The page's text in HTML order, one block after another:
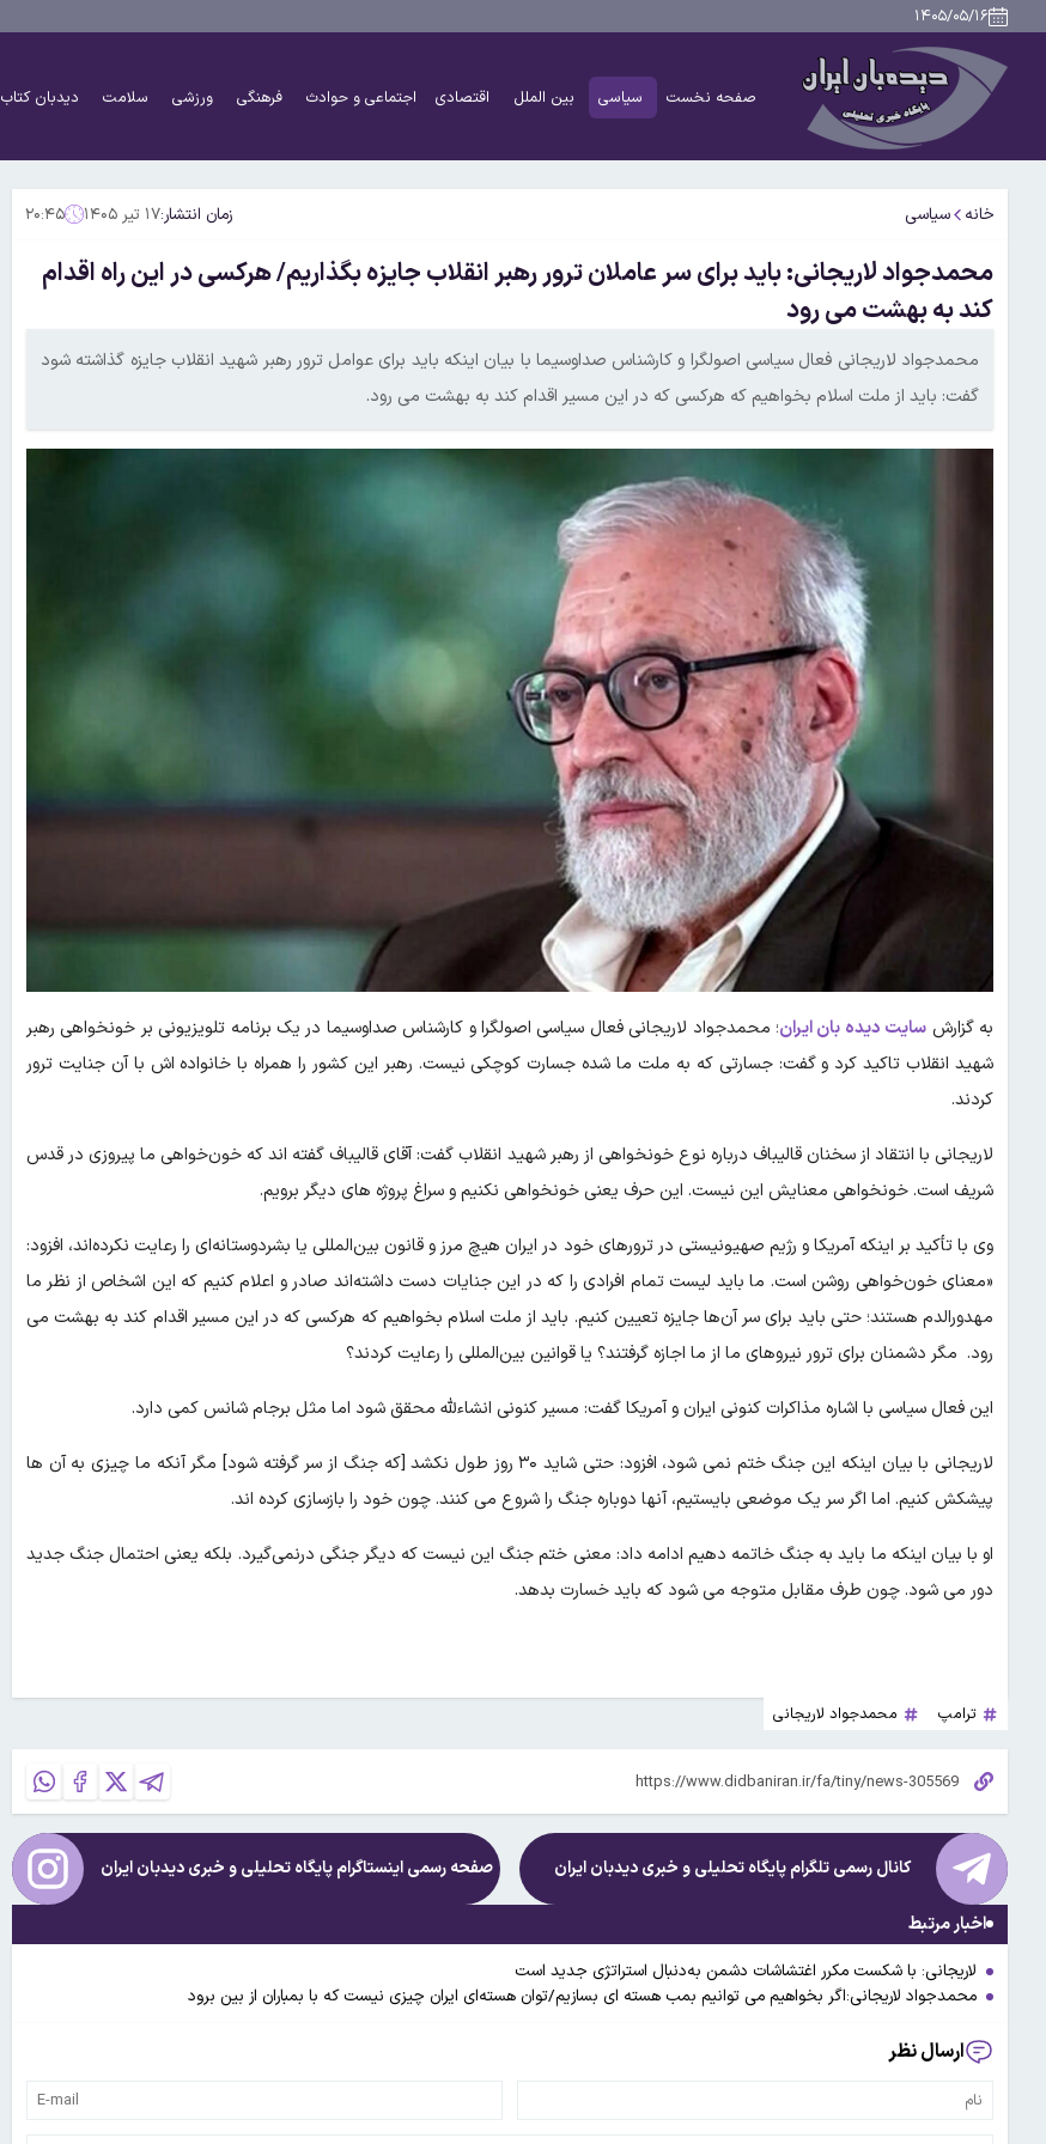
۱۴۰۵/۰۵/۱۶
صفحه نخست سیاسی بین الملل اقتصادی اجتماعی و حوادث فرهنگی ورزشی سلامت دیدبان کتاب
خانه سیاسی زمان انتشار:۱۷ تیر ۱۴۰۵ ۲۰:۴۵
محمدجواد لاریجانی: باید برای سر عاملان ترور رهبر انقلاب جایزه بگذاریم/ هرکسی در این راه اقدام
کند به بهشت می رود
محمدجواد لاریجانی فعال سیاسی اصولگرا و کارشناس صداوسیما با بیان اینکه باید برای عوامل ترور رهبر شهید انقلاب جایزه گذاشته شود
گفت: باید از ملت اسلام بخواهیم که هرکسی که در این مسیر اقدام کند به بهشت می رود.
به گزارش سایت دیده بان ایران؛ محمدجواد لاریجانی فعال سیاسی اصولگرا و کارشناس صداوسیما در یک برنامه تلویزیونی بر خونخواهی رهبر
شهید انقلاب تاکید کرد و گفت: جسارتی که به ملت ما شده جسارت کوچکی نیست. رهبر این کشور را همراه با خانواده اش با آن جنایت ترور
کردند.
لاریجانی با انتقاد از سخنان قالیباف درباره نوع خونخواهی از رهبر شهید انقلاب گفت: آقای قالیباف گفته اند که خون‌خواهی ما پیروزی در قدس
شریف است. خونخواهی معنایش این نیست. این حرف یعنی خونخواهی نکنیم و سراغ پروژه های دیگر برویم.
وی با تأکید بر اینکه آمریکا و رژیم صهیونیستی در ترورهای خود در ایران هیچ مرز و قانون بین‌المللی یا بشردوستانه‌ای را رعایت نکرده‌اند، افزود:
«معنای خون‌خواهی روشن است. ما باید لیست تمام افرادی را که در این جنایات دست داشته‌اند صادر و اعلام کنیم که این اشخاص از نظر ما
مهدورالدم هستند؛ حتی باید برای سر آن‌ها جایزه تعیین کنیم. باید از ملت اسلام بخواهیم که هرکسی که در این مسیر اقدام کند به بهشت می
رود. مگر دشمنان برای ترور نیروهای ما از ما اجازه گرفتند؟ یا قوانین بین‌المللی را رعایت کردند؟
این فعال سیاسی با اشاره مذاکرات کنونی ایران و آمریکا گفت: مسیر کنونی انشاءلله محقق شود اما مثل برجام شانس کمی دارد.
لاریجانی با بیان اینکه این جنگ ختم نمی شود، افزود: حتی شاید ۳۰ روز طول نکشد [که جنگ از سر گرفته شود] مگر آنکه ما چیزی به آن ها
پیشکش کنیم. اما اگر سر یک موضعی بایستیم، آنها دوباره جنگ را شروع می کنند. چون خود را بازسازی کرده اند.
او با بیان اینکه ما باید به جنگ خاتمه دهیم ادامه داد: معنی ختم جنگ این نیست که دیگر جنگی درنمی‌گیرد. بلکه یعنی احتمال جنگ جدید
دور می شود. چون طرف مقابل متوجه می شود که باید خسارت بدهد.
ترامپ محمدجواد لاریجانی
کانال رسمی تلگرام پایگاه تحلیلی و خبریدیدبان ایران صفحه رسمی اینستاگرام پایگاه تحلیلی و خبریدیدبان ایران
اخبار مرتبط
لاریجانی: با شکست مکرر اغتشاشات دشمن به‌دنبال استراتژی جدید است
محمدجواد لاریجانی:اگر بخواهیم می توانیم بمب هسته ای بسازیم/توان هسته‌ای ایران چیزی نیست که با بمباران از بین برود
ارسال نظر